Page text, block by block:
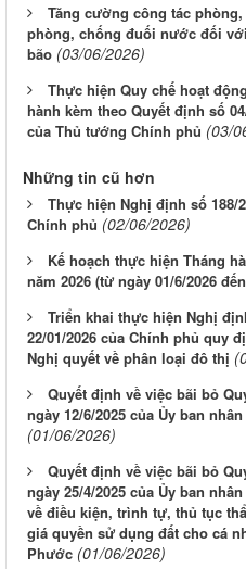
Tăng cường công tác
phòng, chống đuối nước đối
bão (03/06/2026)
Thực hiện Quy chế hoạt
hành kèm theo Quyết định số
của Thủ tướng Chính phủ (03/
Những tin cũ hơn
Thực hiện Nghị định số 188/
Chính phủ (02/06/2026)
Kế hoạch thực hiện Tháng
năm 2026 (từ ngày 01/6/2026
Triển khai thực hiện Nghị
22/01/2026 của Chính phủ quy
Nghị quyết về phân loại đô thị
Quyết định về việc bãi bỏ
ngày 12/6/2025 của Ủy ban
(01/06/2026)
Quyết định về việc bãi bỏ
ngày 25/4/2025 của Ủy ban
về điều kiện, trình tự, thủ tục
giá quyền sử dụng đất cho cá
Phước (01/06/2026)